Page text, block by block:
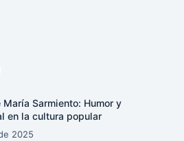
María Sarmiento: Humor y
en la cultura popular
2025